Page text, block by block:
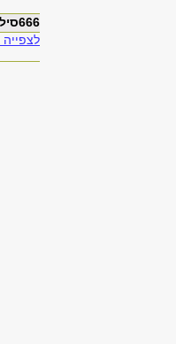
666סילבוס מפורט/דף מידע
לצפייה